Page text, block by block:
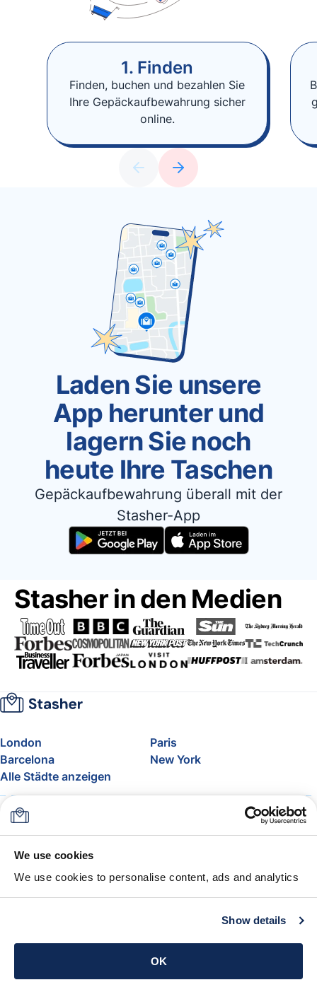
We use cookies
We use cookies to personalise content, ads and analytics
Show details
OK
1. Finden
Finden, buchen und bezahlen Sie
Ihre Gepäckaufbewahrung sicher
online.
Laden Sie unsere
App herunter und
lagern Sie noch
heute Ihre Taschen
Gepäckaufbewahrung überall mit der
Stasher-App
Stasher in den Medien
London
Paris
Barcelona
New York
Alle Städte anzeigen
Über uns
FAQ
Support
Blog
Freigepäck bei Airlines
Die Stasher-Garantie
AGB
App holen